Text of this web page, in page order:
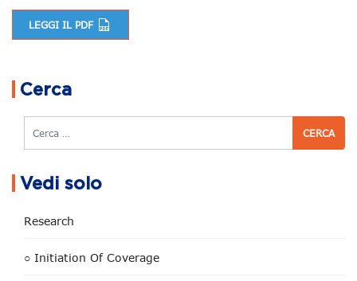
LEGGI IL PDF
Cerca
Cerca
Vedi solo
Research
○ Initiation Of Coverage